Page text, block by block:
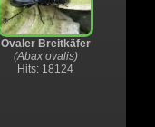
Ovaler Breitkäfer
(Abax ovalis)
Hits: 18124